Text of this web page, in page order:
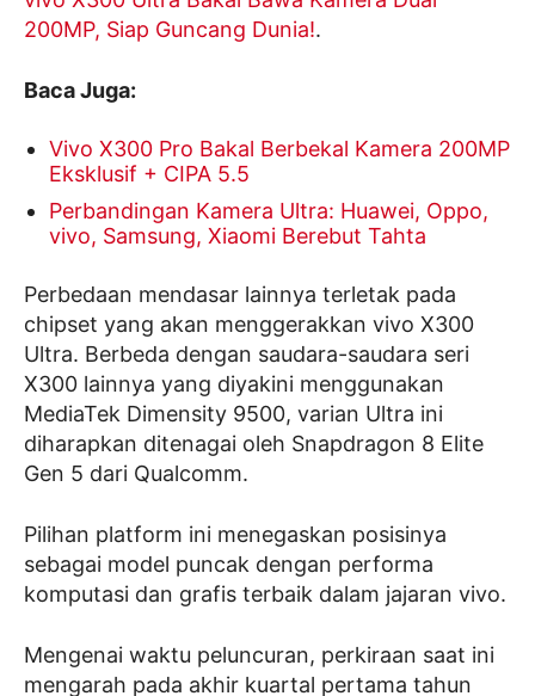
200MP, Siap Guncang Dunia!.
Baca Juga:
Vivo X300 Pro Bakal Berbekal Kamera 200MP
Eksklusif + CIPA 5.5
Perbandingan Kamera Ultra: Huawei, Oppo,
vivo, Samsung, Xiaomi Berebut Tahta
Perbedaan mendasar lainnya terletak pada
chipset yang akan menggerakkan vivo X300
Ultra. Berbeda dengan saudara-saudara seri
X300 lainnya yang diyakini menggunakan
MediaTek Dimensity 9500, varian Ultra ini
diharapkan ditenagai oleh Snapdragon 8 Elite
Gen 5 dari Qualcomm.
Pilihan platform ini menegaskan posisinya
sebagai model puncak dengan performa
komputasi dan grafis terbaik dalam jajaran vivo.
Mengenai waktu peluncuran, perkiraan saat ini
mengarah pada akhir kuartal pertama tahun